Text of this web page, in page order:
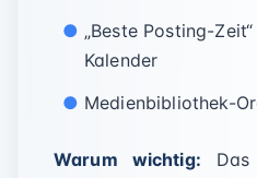
„Beste Posting-
Kalender
Medienbibliothek-
Warum wichtig: